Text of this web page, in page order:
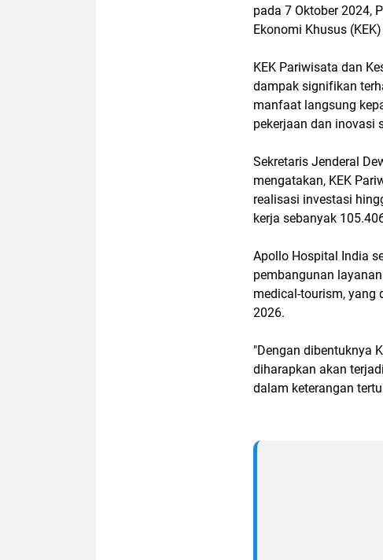
pada 7 Oktober 2024,
Ekonomi Khusus
KEK Pariwisata dan
dampak signifikan
manfaat langsung
pekerjaan dan inovasi
Sekretaris Jenderal
mengatakan, KEK
realisasi investasi
kerja sebanyak
Apollo Hospital India
pembangunan
medical-tourism, yang
2026.
"Dengan dibentuknya
diharapkan akan
dalam keterangan